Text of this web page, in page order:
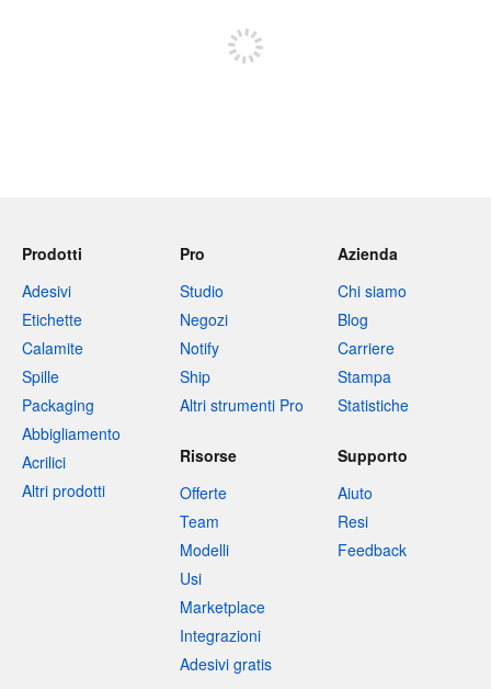
Prodotti
Adesivi
Etichette
Calamite
Spille
Packaging
Abbigliamento
Acrilici
Altri prodotti
Pro
Studio
Negozi
Notify
Ship
Altri strumenti Pro
Azienda
Chi siamo
Blog
Carriere
Stampa
Statistiche
Risorse
Offerte
Team
Modelli
Usi
Marketplace
Integrazioni
Adesivi gratis
Supporto
Aiuto
Resi
Feedback